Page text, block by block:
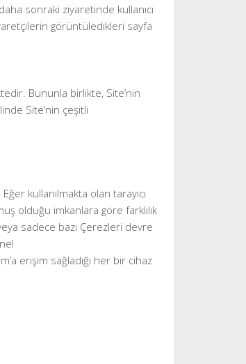
sonraki ziyaretinde kullanıcı
görüntüledikleri sayfa
Bununla birlikte, Site’nin
Site’nin çeşitli
kullanılmakta olan tarayıcı
olduğu imkanlara göre farklılık
sadece bazı Çerezleri devre
erişim sağladığı her bir cihaz